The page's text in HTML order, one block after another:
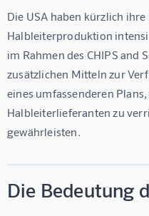
Die USA haben kürzlich
Halbleiterproduktion
im Rahmen des CHIPS and
zusätzlichen Mitteln zur
eines umfassenderen
Halbleiterlieferanten zu
gewährleisten.
Die Bedeutung